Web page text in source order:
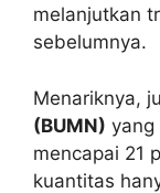
melanjutkan
sebelumnya.
Menariknya,
(BUMN) yang
mencapai 21
kuantitas